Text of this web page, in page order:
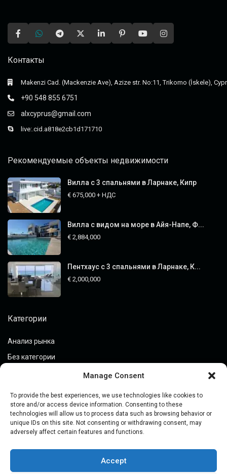
Manage Consent
To provide the best experiences, we use technologies like cookies to
store and/or access device information. Consenting to these
technologies will allow us to process data such as browsing behavior or
unique IDs on this site. Not consenting or withdrawing consent, may
adversely affect certain features and functions.
Accept
Контакты
Makenzi Cad. (Mackenzie Ave), Azize str. No:11, Trikomo (İskele),
+90 548 855 6751
alxcyprus@gmail.com
live:.cid.a818e2cb1d171710
Рекомендуемые объекты недвижимости
Вилла с 3 спальнями в Ларнаке, Кипр
€ 675,000+ НДС
Вилла с видом на море в Айя-Напе, Ф...
€ 2,884,000
Пентхаус с 3 спальнями в Ларнаке, К...
€ 2,000,000
Категории
Анализ рынка
Без категории
Закрытые предложения
Покупка недвижимости
Просмотр недвижимости
Руководства
Цена